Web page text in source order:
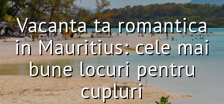
Vacanta ta romantica
in Mauritius: cele mai
bune locuri pentru
cupluri